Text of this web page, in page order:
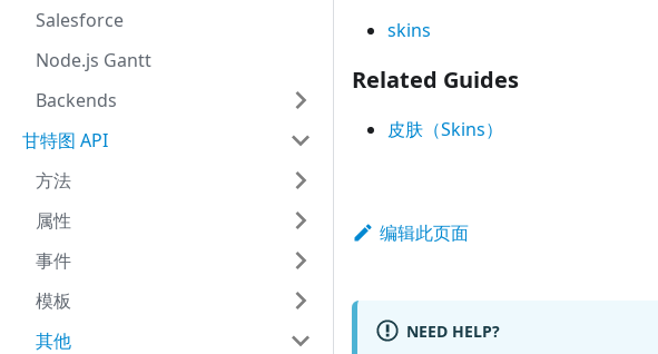
Salesforce
Node.js Gantt
Backends
甘特图 API
方法
属性
事件
模板
其他
skins
Related Guides
皮肤（Skins）
编辑此页面
NEED HELP?